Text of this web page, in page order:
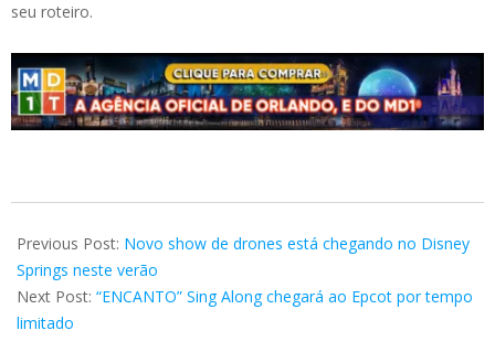
seu roteiro.
03-
23
Previous Post: Novo show de drones está chegando no Disney
Springs neste verão
Next Post: “ENCANTO” Sing Along chegará ao Epcot por tempo
limitado